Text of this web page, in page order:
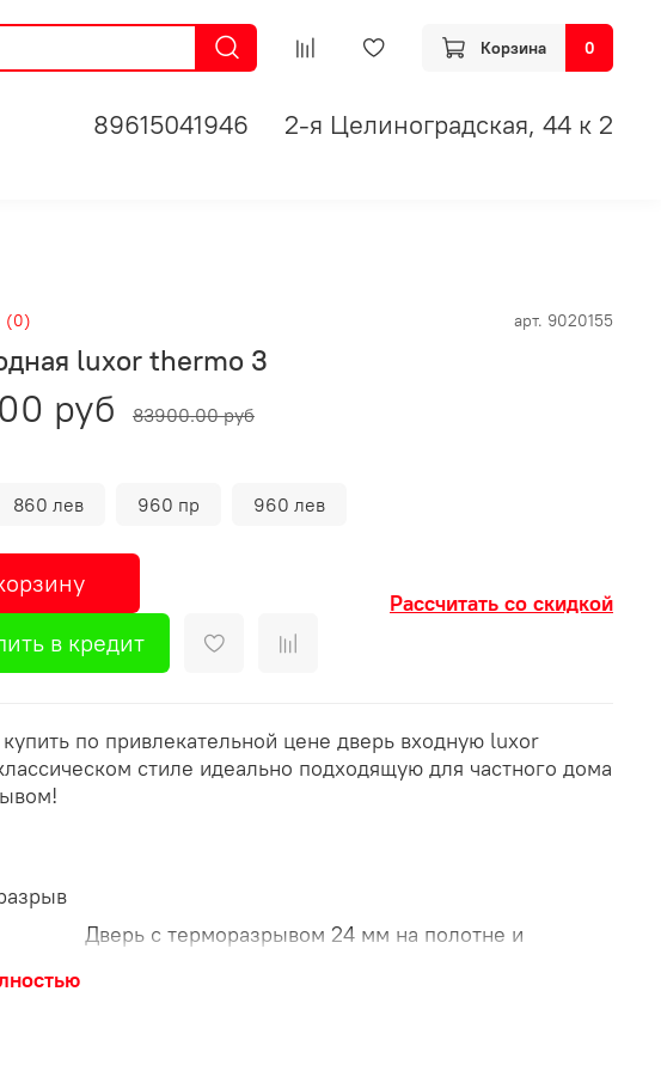
Корзина 0
89615041946 2-я Целиноградская, 44 к 2
(0) арт. 9020155
luxor thermo 3
руб
83900.00 руб
860 лев 960 пр 960 лев
в кредит
Рассчитать со скидкой
по привлекательной цене дверь входную luxor
стиле идеально подходящую для частного дома
двери
Дверь с терморазрывом 24 мм на полотне и